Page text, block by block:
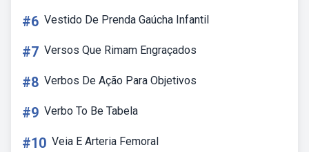
#6 Vestido De Prenda Gaúcha Infantil
#7 Versos Que Rimam Engraçados
#8 Verbos De Ação Para Objetivos
#9 Verbo To Be Tabela
#10 Veia E Arteria Femoral